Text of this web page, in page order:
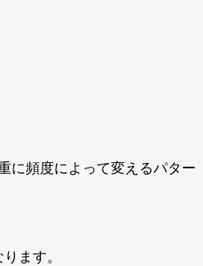
に頻度によって変えるパター
ます。